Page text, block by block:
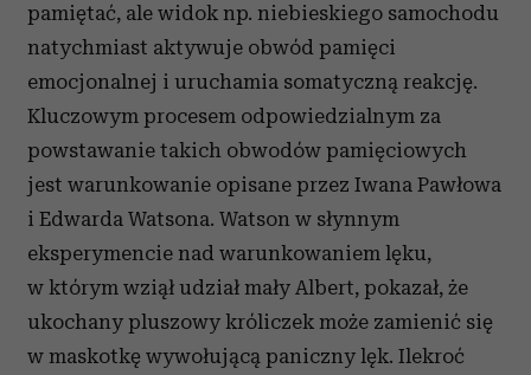
pamiętać, ale widok np. niebieskiego samochodu
natychmiast aktywuje obwód pamięci
emocjonalnej i uruchamia somatyczną reakcję.
Kluczowym procesem odpowiedzialnym za
powstawanie takich obwodów pamięciowych
jest warunkowanie opisane przez Iwana Pawłowa
i Edwarda Watsona. Watson w słynnym
eksperymencie nad warunkowaniem lęku,
w którym wziął udział mały Albert, pokazał, że
ukochany pluszowy króliczek może zamienić się
w maskotkę wywołującą paniczny lęk. Ilekroć